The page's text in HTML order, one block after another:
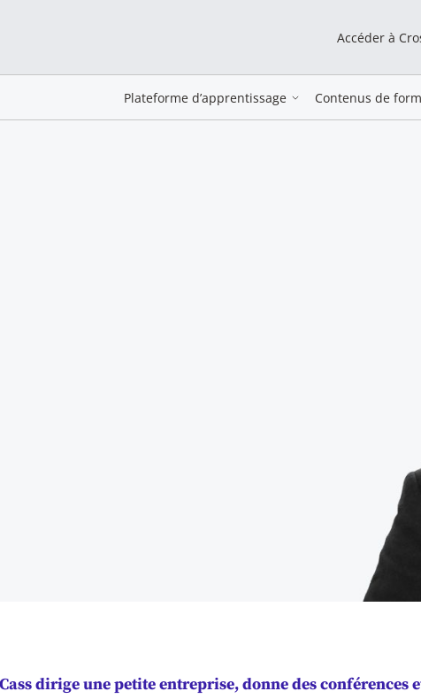
Accéder à
Plateforme d’apprentissage Contenus de
dirige une petite entreprise, donne des conférences